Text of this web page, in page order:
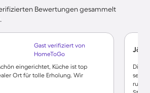
Bewertungen gesammelt
Gast verifiziert von
HomeToGo
eingerichtet, Küche ist top
Ort für tolle Erholung. Wir
Jörg
Die
sehr
ruhig